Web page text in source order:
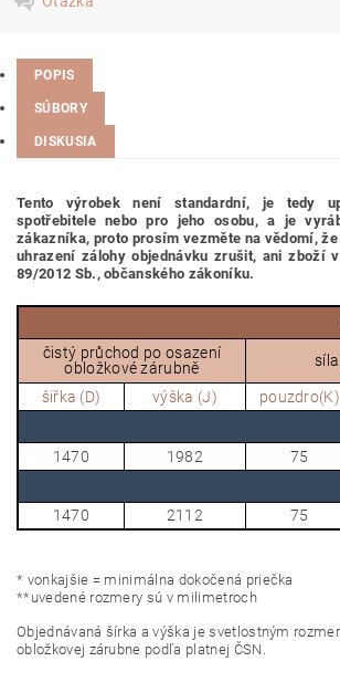
POPIS
SÚBORY
DISKUSIA
Tento výrobek není standardní, je tedy
spotřebitele nebo pro jeho osobu, a je
zákazníka, proto prosím vezměte na vědomí,
uhrazení zálohy objednávku zrušit, ani zboží
89/2012 Sb., občanského zákoníku.
čistý průchod po osazení
obložkové zárubně
šiřka (D) výška (J) pouzdro(K)
1470
1982 75
1470
2112 75
* vonkajšie = minimálna dokočená priečka
**uvedené rozmery sú v milimetroch
Objednávaná šírka a výška je svetlostným
obložkovej zárubne podľa platnej ČSN.